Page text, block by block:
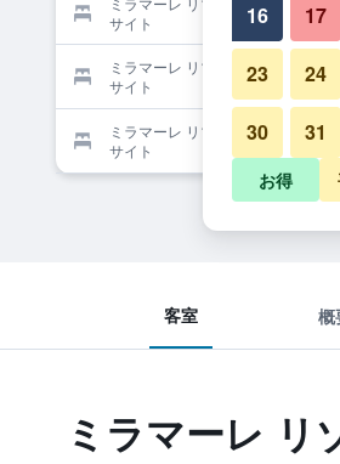
サイト
ミラマーレ リゾートを提供する予約
サイト
ミラマーレ リゾートを提供する予約
サイト
客室 概
ミラマーレ リ
16 17
23 24
30 31
お得